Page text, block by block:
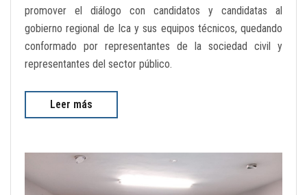
promover el diálogo con candidatos y candidatas al
gobierno regional de Ica y sus equipos técnicos, quedando
conformado por representantes de la sociedad civil y
representantes del sector público.
Leer más